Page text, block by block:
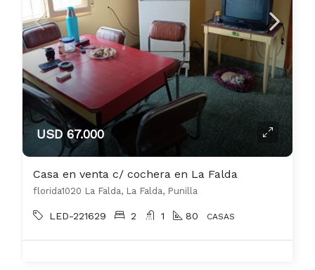
USD 67.000
Casa en venta c/ cochera en La Falda
florida1020 La Falda, La Falda, Punilla
LED-221629 2 1 80 CASAS